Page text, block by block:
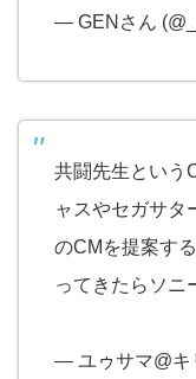
— GENさん
共闘先生という
ャスやセガサタ
のCMを提案す
ってきたらソニ
— ユゥサマ@キ